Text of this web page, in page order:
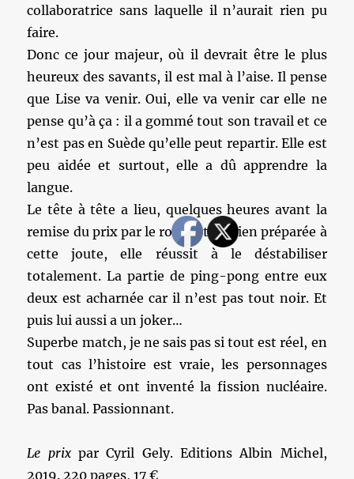
collaboratrice sans laquelle il n’aurait rien pu
faire.
Donc ce jour majeur, où il devrait être le plus
heureux des savants, il est mal à l’aise. Il pense
que Lise va venir. Oui, elle va venir car elle ne
pense qu’à ça : il a gommé tout son travail et ce
n’est pas en Suède qu’elle peut repartir. Elle est
peu aidée et surtout, elle a dû apprendre la
langue.
Le tête à tête a lieu, quelques heures avant la
remise du prix par le roi Gustav. Bien préparée à
cette joute, elle réussit à le déstabiliser
totalement. La partie de ping-pong entre eux
deux est acharnée car il n’est pas tout noir. Et
puis lui aussi a un joker…
Superbe match, je ne sais pas si tout est réel, en
tout cas l’histoire est vraie, les personnages
ont existé et ont inventé la fission nucléaire.
Pas banal. Passionnant.
Le prixpar Cyril Gely. Editions Albin Michel,
2019. 220 pages, 17 €